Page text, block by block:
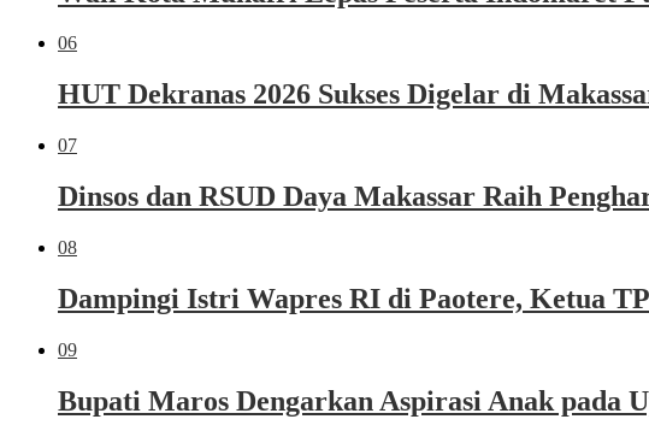
06
HUT Dekranas 2026 Sukses Digelar di
07
Dinsos dan RSUD Daya Makassar Raih
08
Dampingi Istri Wapres RI di Paotere, Ketua
09
Bupati Maros Dengarkan Aspirasi Anak pada